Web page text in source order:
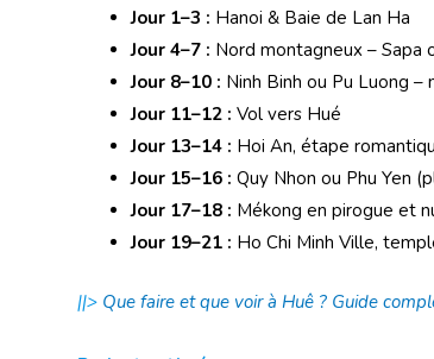
Jour 1–3 : Hanoi & Baie de Lan Ha
Jour 4–7 : Nord montagneux – Sapa
Jour 8–10 : Ninh Binh ou Pu Luong
Jour 11–12 : Vol vers Hué
Jour 13–14 : Hoi An, étape
Jour 15–16 : Quy Nhon ou Phu Yen
Jour 17–18 : Mékong en pirogue et
Jour 19–21 : Ho Chi Minh Ville,
||> Que faire et que voir à Huê ? Guide